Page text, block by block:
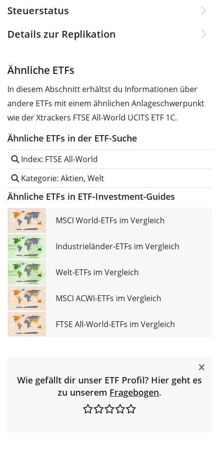
Steuerstatus
Details zur Replikation
Ähnliche ETFs
In diesem Abschnitt erhältst du Informationen über
andere ETFs mit einem ähnlichen Anlageschwerpunkt
wie der Xtrackers FTSE All-World UCITS ETF 1C.
Ähnliche ETFs in der ETF-Suche
Index: FTSE All-World
Kategorie: Aktien, Welt
Ähnliche ETFs in ETF-Investment-Guides
MSCI World-ETFs im Vergleich
Industrieländer-ETFs im Vergleich
Welt-ETFs im Vergleich
MSCI ACWI-ETFs im Vergleich
FTSE All-World-ETFs im Vergleich
Wie gefällt dir unser ETF Profil? Hier geht es
zu unserem Fragebogen.